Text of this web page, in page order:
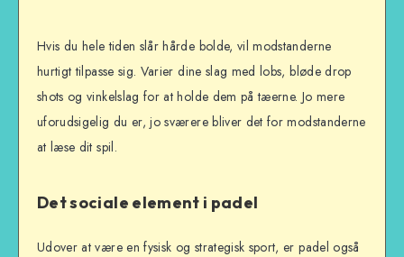
Hvis du hele tiden slår hårde bolde, vil modstanderne
hurtigt tilpasse sig. Varier dine slag med lobs, bløde drop
shots og vinkelslag for at holde dem på tæerne. Jo mere
uforudsigelig du er, jo sværere bliver det for modstanderne
at læse dit spil.
Det sociale element i padel
Udover at være en fysisk og strategisk sport, er padel også